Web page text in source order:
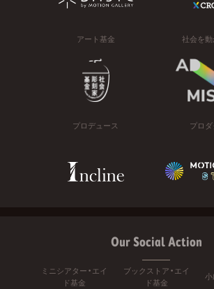
アート基金 社会を
プロデュース プロ
Our Social Action
ミニシアター・エイ
ド基金
ブックストア・エイ
ド基金